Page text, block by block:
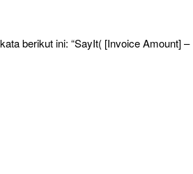
berikut ini: “SayIt( [Invoice Amount] –